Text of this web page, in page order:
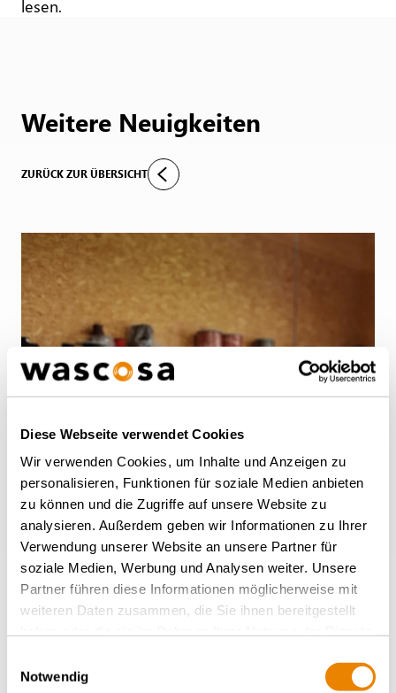
Diese Webseite verwendet Cookies
Wir verwenden Cookies, um Inhalte und Anzeigen zu
personalisieren, Funktionen für soziale Medien anbieten
zu können und die Zugriffe auf unsere Website zu
analysieren. Außerdem geben wir Informationen zu Ihrer
Verwendung unserer Website an unsere Partner für
soziale Medien, Werbung und Analysen weiter. Unsere
Partner führen diese Informationen möglicherweise mit
weiteren Daten zusammen, die Sie ihnen bereitgestellt
Notwendig
lesen.
Weitere Neuigkeiten
ZURÜCK ZUR ÜBERSICHT
WISSENSWERTES – DIENSTAG, 27.01.2026
Wascosa kooperiert mit
KoKoTé: Laptoptaschen aus